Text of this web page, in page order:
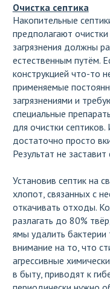
Очистка септика
Накопительные
предполагают
загрязнения должны
естественным путём.
конструкцией что-то
применяемые
загрязнениями и
специальные
для очистки
достаточно просто
Результат не
Установив септик на
хлопот, связанных с
откачивать отходы.
разлагать до 80%
ямы удалить
внимание на то, что
агрессивные
в быту, приводят к